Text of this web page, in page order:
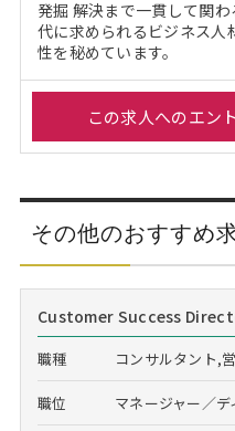
発掘 解決まで一貫して関
代に求められるビジネス人
性を秘めています。
この求人へのエン
その他のおすすめ
Customer Success
職種 コンサルタント,
職位 マネージャー／デ